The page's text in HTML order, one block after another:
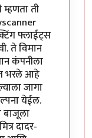
म्हणता ती
फ्लाईट्स
ते विमान
कंपनीला
भरले आहे
जागा
येईल.
बाजूला
दादर-